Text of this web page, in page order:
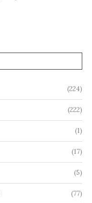
(224)
(222)
(1)
(17)
(5)
(77)